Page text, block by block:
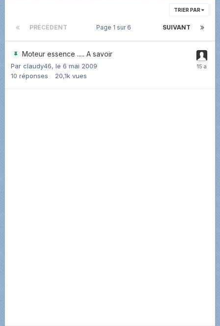
TRIER PAR
PRÉCÉDENT SUIVANT
Page 1 sur 6
Moteur essence ..... A savoir
Par claudy46, le 6 mai 2009
10 réponses 20,1k vues